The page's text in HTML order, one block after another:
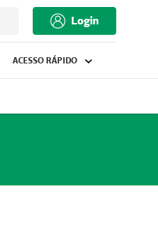
Login
ACESSO RÁPIDO